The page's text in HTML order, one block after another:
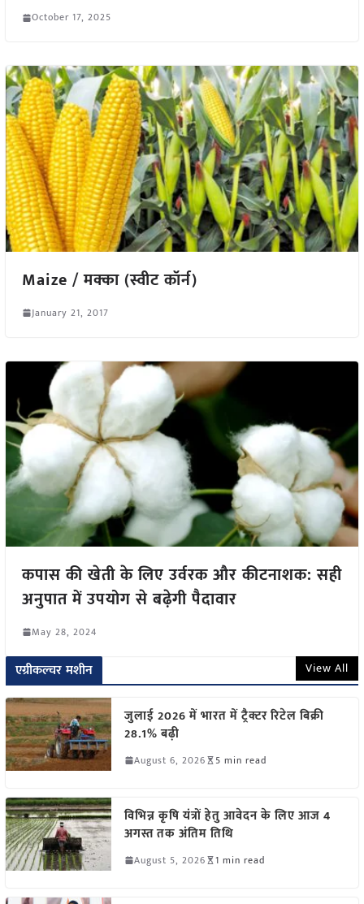
October 17, 2025
Maize / मक्का (स्वीट कॉर्न)
January 21, 2017
कपास की खेती के लिए उर्वरक और कीटनाशक: सही
अनुपात में उपयोग से बढ़ेगी पैदावार
May 28, 2024
एग्रीकल्चर मशीन View All
जुलाई 2026 में भारत में ट्रैक्टर रिटेल बिक्री
28.1% बढ़ी
August 6, 2026 5 min read
विभिन्न कृषि यंत्रों हेतु आवेदन के लिए आज 4
अगस्त तक अंतिम तिथि
August 5, 2026 1 min read